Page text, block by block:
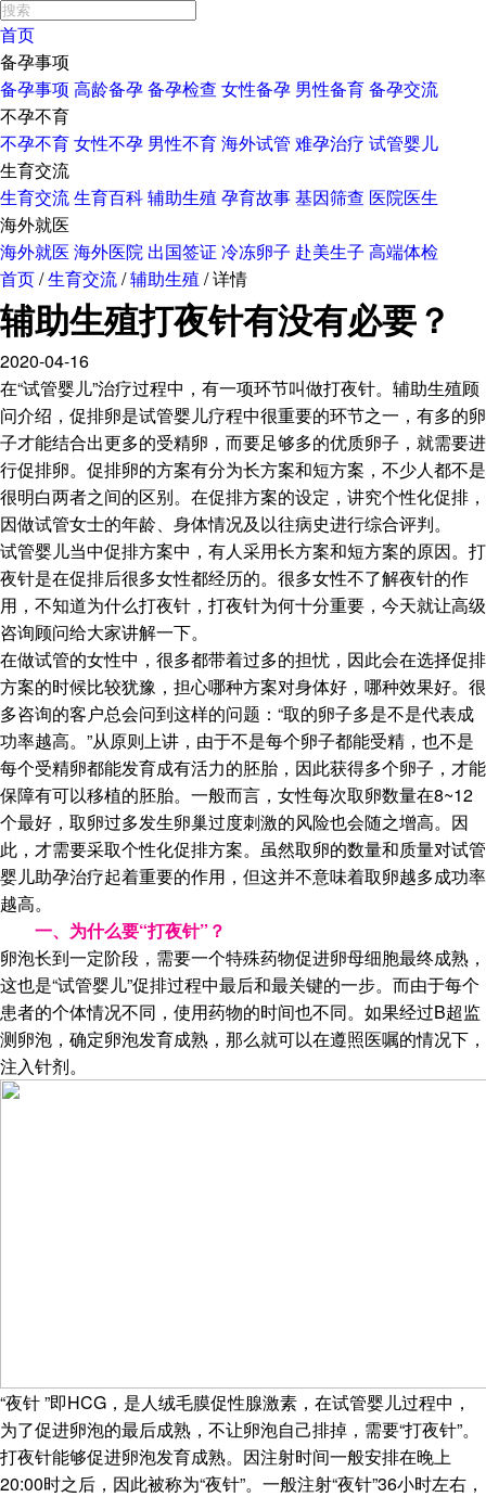
首页
备孕事项
备孕事项 高龄备孕备孕检查 女性备孕 男性备育备孕交流
不孕不育
不孕不育女性不孕 男性不育海外试管 难孕治疗 试管婴儿
生育交流
生育交流生育百科辅助生殖 孕育故事基因筛查 医院医生
海外就医
海外就医 海外医院 出国签证 冷冻卵子 赴美生子 高端体检
首页/生育交流/辅助生殖 /详情
辅助生殖打夜针有没有必要？
2020-04-16
在“试管婴儿”治疗过程中，有一项环节叫做打夜针。辅助生殖顾
问介绍，促排卵是试管婴儿疗程中很重要的环节之一，有多的卵
子才能结合出更多的受精卵，而要足够多的优质卵子，就需要进
行促排卵。促排卵的方案有分为长方案和短方案，不少人都不是
很明白两者之间的区别。在促排方案的设定，讲究个性化促排，
因做试管女士的年龄、身体情况及以往病史进行综合评判。
试管婴儿当中促排方案中，有人采用长方案和短方案的原因。打
夜针是在促排后很多女性都经历的。很多女性不了解夜针的作
用，不知道为什么打夜针，打夜针为何十分重要，今天就让高级
咨询顾问给大家讲解一下。
在做试管的女性中，很多都带着过多的担忧，因此会在选择促排
方案的时候比较犹豫，担心哪种方案对身体好，哪种效果好。很
多咨询的客户总会问到这样的问题：“取的卵子多是不是代表成
功率越高。”从原则上讲，由于不是每个卵子都能受精，也不是
每个受精卵都能发育成有活力的胚胎，因此获得多个卵子，才能
保障有可以移植的胚胎。一般而言，女性每次取卵数量在8~12
个最好，取卵过多发生卵巢过度刺激的风险也会随之增高。因
此，才需要采取个性化促排方案。虽然取卵的数量和质量对试管
婴儿助孕治疗起着重要的作用，但这并不意味着取卵越多成功率
越高。
一、为什么要“打夜针”？
卵泡长到一定阶段，需要一个特殊药物促进卵母细胞最终成熟，
这也是“试管婴儿”促排过程中最后和最关键的一步。而由于每个
患者的个体情况不同，使用药物的时间也不同。如果经过B超监
测卵泡，确定卵泡发育成熟，那么就可以在遵照医嘱的情况下，
注入针剂。
“夜针 ”即HCG，是人绒毛膜促性腺激素，在试管婴儿过程中，
为了促进卵泡的最后成熟，不让卵泡自己排掉，需要“打夜针”。
打夜针能够促进卵泡发育成熟。因注射时间一般安排在晚上
20:00时之后，因此被称为“夜针”。一般注射“夜针”36小时左右，